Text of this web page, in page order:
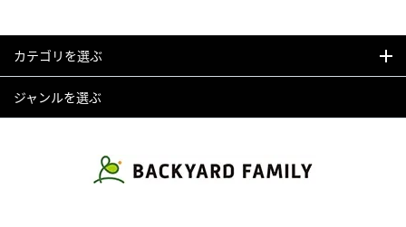
カテゴリを選ぶ
ジャンルを選ぶ